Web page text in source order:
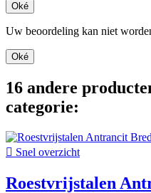
Oké
Uw beoordeling kan niet
Oké
16 andere
categorie:
 Snel overzicht
Roestvrijstalen